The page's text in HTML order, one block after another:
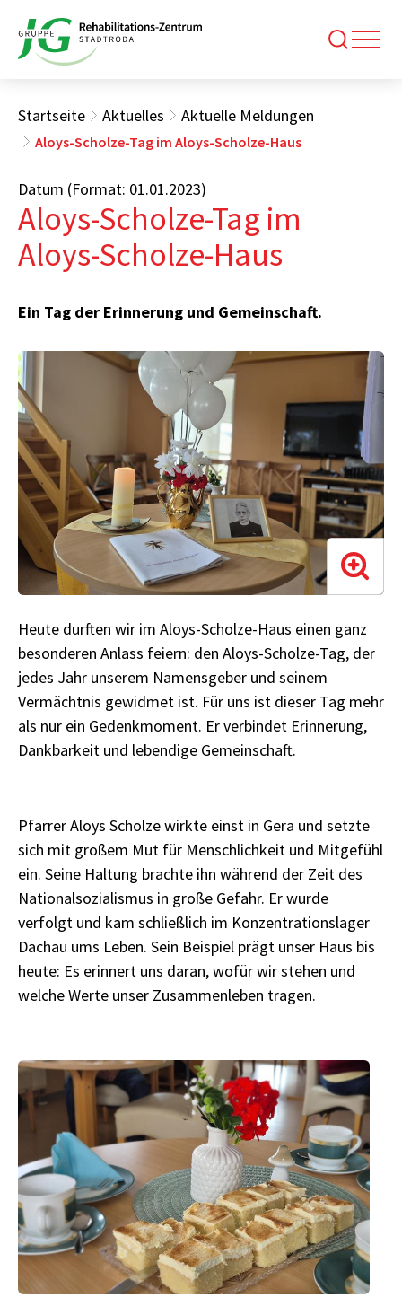
Startseite Aktuelles Aktuelle Meldungen
Aloys-Scholze-Tag im Aloys-Scholze-Haus
Datum (Format: 01.01.2023)
Aloys-Scholze-Tag im
Aloys-Scholze-Haus
Ein Tag der Erinnerung und Gemeinschaft.
Heute durften wir im Aloys-Scholze-Haus einen ganz
besonderen Anlass feiern: den Aloys-Scholze-Tag, der
jedes Jahr unserem Namensgeber und seinem
Vermächtnis gewidmet ist. Für uns ist dieser Tag mehr
als nur ein Gedenkmoment. Er verbindet Erinnerung,
Dankbarkeit und lebendige Gemeinschaft.
Pfarrer Aloys Scholze wirkte einst in Gera und setzte
sich mit großem Mut für Menschlichkeit und Mitgefühl
ein. Seine Haltung brachte ihn während der Zeit des
Nationalsozialismus in große Gefahr. Er wurde
verfolgt und kam schließlich im Konzentrationslager
Dachau ums Leben. Sein Beispiel prägt unser Haus bis
heute: Es erinnert uns daran, wofür wir stehen und
welche Werte unser Zusammenleben tragen.